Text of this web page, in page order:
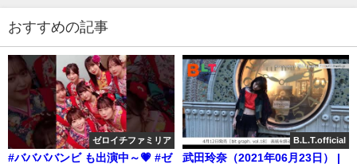
おすすめの記事
ゼロイチファミリア
#ババババンビ も出演中～💗 #ゼ
B.L.T.official
武田玲奈（2021年06月23日） |